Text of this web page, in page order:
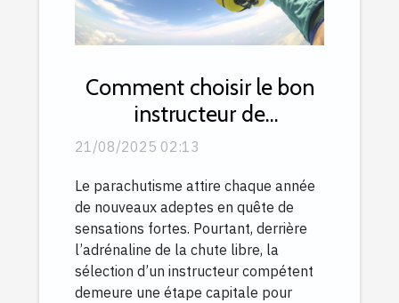
Comment choisir le bon
instructeur de
parachutisme ?
21/08/2025 02:13
Le parachutisme attire chaque année
de nouveaux adeptes en quête de
sensations fortes. Pourtant, derrière
l’adrénaline de la chute libre, la
sélection d’un instructeur compétent
demeure une étape capitale pour